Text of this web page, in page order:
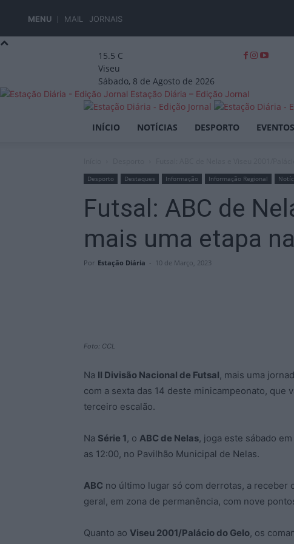
MENU MAIL JORNAIS
15.5 C
Viseu
Sábado, 8 de Agosto de 2026
Estação Diária – Edição Jornal
INÍCIO NOTÍCIAS DESPORTO EVENTOS
Desporto Destaques Informação Informação Regional
Futsal: ABC de
mais uma etapa
Por Estação Diária - 10 de Março, 2023
Foto: CCL
Na II Divisão Nacional de Futsal, mais uma
com a sexta das 14 deste minicampeonato, que
terceiro escalão.
Na Série 1, o ABC de Nelas, joga este sábado
as 12:00, no Pavilhão Municipal de Nelas.
ABC no último lugar só com derrotas, a receber
geral, em zona de permanência, com nove
Quanto ao Viseu 2001/Palácio do Gelo, os